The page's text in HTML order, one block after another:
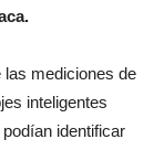
las mediciones de
inteligentes
identificar